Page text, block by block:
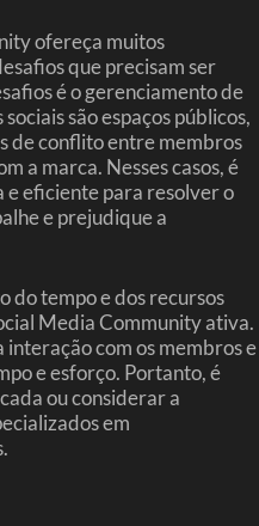
ofereça muitos
que precisam ser
é o gerenciamento de
são espaços públicos,
de conflito entre membros
a marca. Nesses casos, é
eficiente para resolver o
e prejudique a
do tempo e dos recursos
Media Community ativa.
com os membros e
e esforço. Portanto, é
ou considerar a
em